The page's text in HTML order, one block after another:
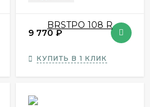
9 770₽
КУПИТЬ В 1 КЛИК